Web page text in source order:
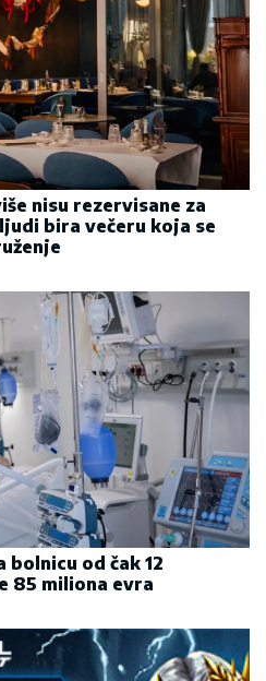
nisu rezervisane za
bira večeru koja se
od čak 12
85 miliona evra